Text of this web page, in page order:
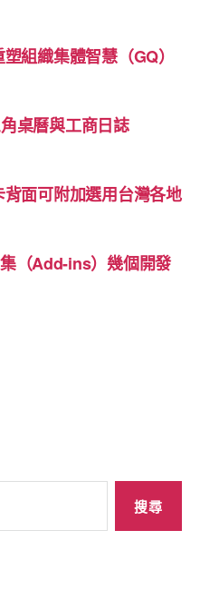
組織集體智慧（GQ）
桌曆與工商日誌
背面可附加選用台灣各地
（Add-ins）幾個開發